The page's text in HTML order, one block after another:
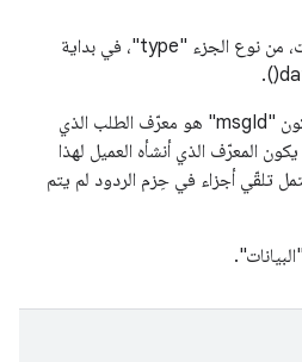
التعامل مع جزء وارد تبدأ البيانات، من نوع الجزء "type"، في بداية
في حال ضبط "isReply"، سيكون "msgId" هو معرّف الطلب الذي
المعرّف الذي أنشأه العميل لهذا
تلقّي أجزاء في حِزم الردود لم يتم